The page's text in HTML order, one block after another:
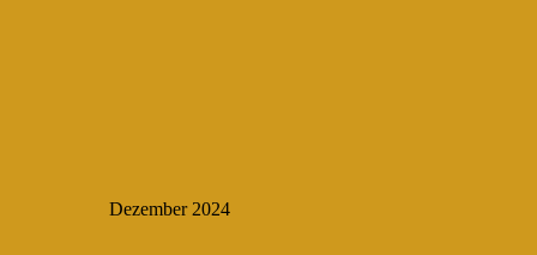
Dezember 2024